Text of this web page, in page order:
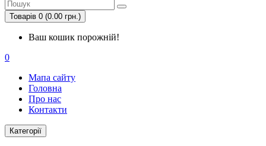
Товарів 0 (0.00 грн.)
Ваш кошик порожній!
0
Мапа сайту
Головна
Про нас
Контакти
Категорії